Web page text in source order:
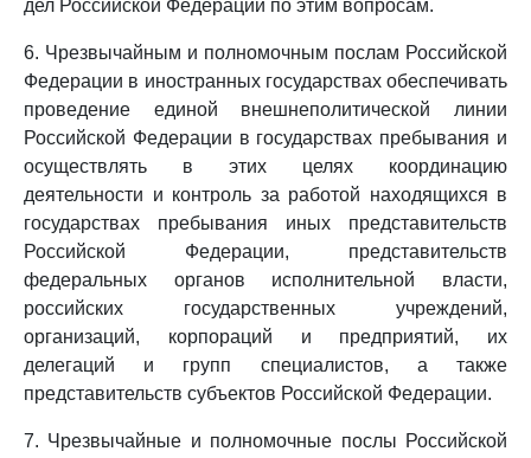
дел Российской Федерации по этим вопросам.
6. Чрезвычайным и полномочным послам Российской
Федерации в иностранных государствах обеспечивать
проведение единой внешнеполитической линии
Российской Федерации в государствах пребывания и
осуществлять в этих целях координацию
деятельности и контроль за работой находящихся в
государствах пребывания иных представительств
Российской Федерации, представительств
федеральных органов исполнительной власти,
российских государственных учреждений,
организаций, корпораций и предприятий, их
делегаций и групп специалистов, а также
представительств субъектов Российской Федерации.
7. Чрезвычайные и полномочные послы Российской